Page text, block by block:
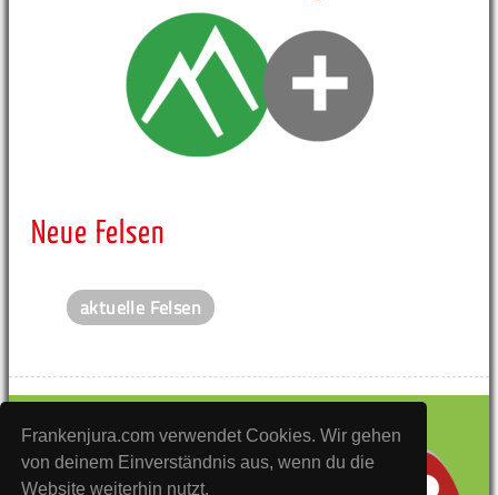
Frankenjura.com verwendet Cookies. Wir gehen
von deinem Einverständnis aus, wenn du die
Website weiterhin nutzt.
Neue Felsen
aktuelle Felsen